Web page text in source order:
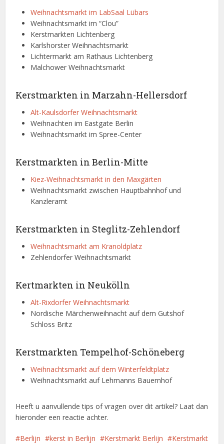
Weihnachtsmarkt im LabSaal Lübars
Weihnachtsmarkt im “Clou”
Kerstmarkten Lichtenberg
Karlshorster Weihnachtsmarkt
Lichtermarkt am Rathaus Lichtenberg
Malchower Weihnachtsmarkt
Kerstmarkten in Marzahn-Hellersdorf
Alt-Kaulsdorfer Weihnachtsmarkt
Weihnachten im Eastgate Berlin
Weihnachtsmarkt im Spree-Center
Kerstmarkten in Berlin-Mitte
Kiez-Weihnachtsmarkt in den Maxgärten
Weihnachtsmarkt zwischen Hauptbahnhof und
Kanzleramt
Kerstmarkten in Steglitz-Zehlendorf
Weihnachtsmarkt am Kranoldplatz
Zehlendorfer Weihnachtsmarkt
Kertmarkten in Neukölln
Alt-Rixdorfer Weihnachtsmarkt
Nordische Märchenweihnacht auf dem Gutshof
Schloss Britz
Kerstmarkten Tempelhof-Schöneberg
Weihnachtsmarkt auf dem Winterfeldtplatz
Weihnachtsmarkt auf Lehmanns Bauernhof
Heeft u aanvullende tips of vragen over dit artikel? Laat dan
hieronder een reactie achter.
Berlijn kerst in Berlijn Kerstmarkt Berlijn
Kerstmarkt